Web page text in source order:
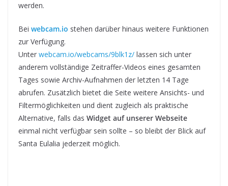
werden.
Bei webcam.io stehen darüber hinaus weitere Funktionen
zur Verfügung.
Unter webcam.io/webcams/9blk1z/ lassen sich unter
anderem vollständige Zeitraffer-Videos eines gesamten
Tages sowie Archiv-Aufnahmen der letzten 14 Tage
abrufen. Zusätzlich bietet die Seite weitere Ansichts- und
Filtermöglichkeiten und dient zugleich als praktische
Alternative, falls das Widget auf unserer Webseite
einmal nicht verfügbar sein sollte – so bleibt der Blick auf
Santa Eulalia jederzeit möglich.